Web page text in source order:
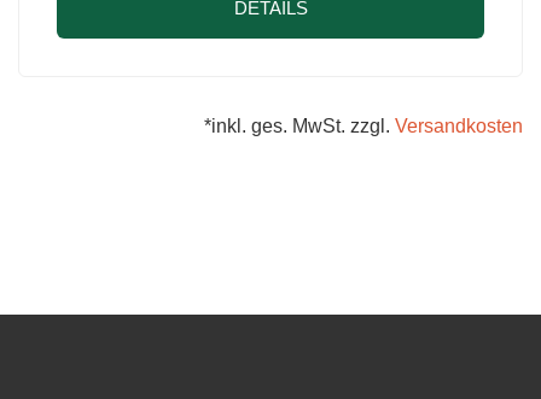
DETAILS
*inkl. ges. MwSt. zzgl. Versandkosten